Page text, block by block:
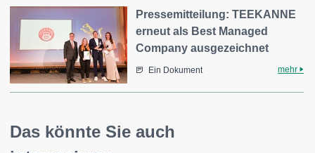
Pressemitteilung: TEEKANNE
erneut als Best Managed
Company ausgezeichnet
Ein Dokument mehr
Das könnte Sie auch